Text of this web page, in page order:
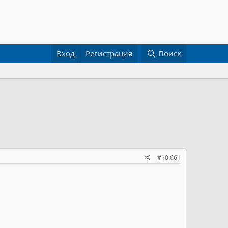
Вход Регистрация Поиск
#10.661